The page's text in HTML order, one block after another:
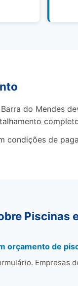
do Mendes
condições de
Piscinas
orçamento de
Empresas